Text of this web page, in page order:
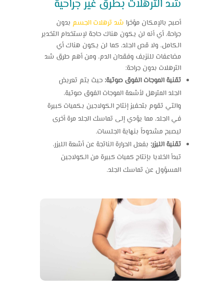
شد الترهلات بطرق غير جراحية
أصبح بالإمكان مؤخرا شد ترهلات الجسم بدون
جراحة، أي أنه لن يكون هناك حاجة لإستخدام التخدير
الكامل، ولا قص الجلد، كما لن يكون هناك أي
مضاعفات للنزيف وفقدان الدم، ومن أهم طرق شد
الترهلات بدون جراحة:
تقنية الموجات الفوق صوتية: حيث يتم تعريض
الجلد المترهل لأشعة الموجات الفوق صوتية،
والتي تقوم بتحفيز إنتاج الكولاجين بكميات كبيرة
في الجلد، مما يؤدي إلى تماسك الجلد مرة أخرى
ليصبح مشدوداً بنهاية الجلسات.
تقنية الليزر: بفعل الحرارة الناتجة عن أشعة الليزر،
تبدأ الخلايا بإنتاج كميات كبيرة من الكولاجين
المسؤول عن تماسك الجلد.